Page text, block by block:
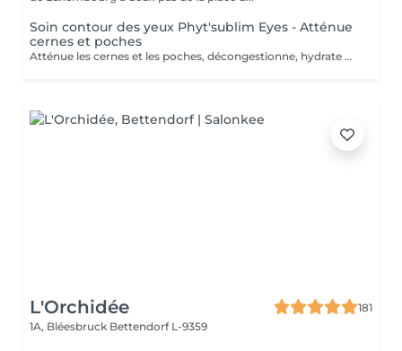
Soin contour des yeux Phyt'sublim Eyes - Atténue
cernes et poches
Atténue les cernes et les poches, décongestionne, hydrate Avec le soin contour des yeux certifié bio Phyt'Sublim Eyes, découvrez toute l'expertise professionnelle de Phyt's rien que pour vos yeux. Constitué de 8 étapes, qui s'enchaînent au rythme des manuvres décongestionnantes et drainantes, il conjugue parfaitement soin et détente. Sérum bio concentré d'actifs, baume fondant stimulant, masque peel-off défroissant et émulsion légère défatigante Immédiatement, décongestionné et dynamisé. Convient pour : Tous types de peaux
L'Orchidée
181
1A, Bléesbruck Bettendorf L-9359